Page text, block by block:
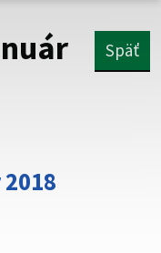
stránka
webového sídla.
Späť